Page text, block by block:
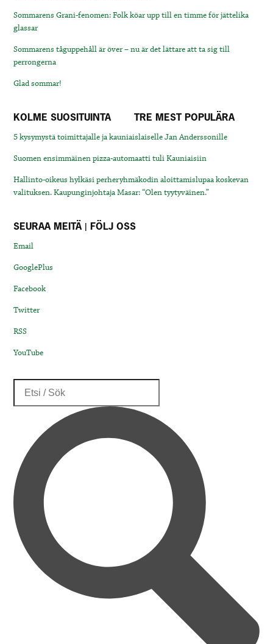
Sommarens Grani-fenomen: Folk köar upp till en timme för jättelika
glassar
Sommarens tåguppehåll är över – nu är det lättare att ta sig till
perrongerna
Glad sommar!
KOLME SUOSITUINTA TRE MEST POPULÄRA
5 kysymystä toimittajalle ja kauniaislaiselle Jan Anderssonille
Suomen ensimmäinen pizza-automaatti tuli Kauniaisiin
Hallinto-oikeus hylkäsi perheryhmäkodin aloittamislupaa koskevan
valituksen. Kaupunginjohtaja Masar: “Olen tyytyväinen.”
SEURAA MEITÄ | FÖLJ OSS
Email
GooglePlus
Facebook
Twitter
RSS
YouTube